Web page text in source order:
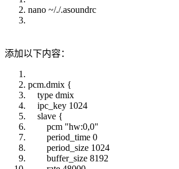
nano ~/./.asoundrc
添加以下内容：
pcm.dmix {
type dmix
ipc_key 1024
slave {
pcm "hw:0,0"
period_time 0
period_size 1024
buffer_size 8192